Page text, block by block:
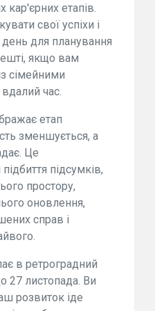
етапів.
свої успіхи і
для планування
якщо вам
сімейними
час.
етап
зменшується, а
Це
підсумків,
простору,
оновлення,
справ і
в ретроградний
27 листопада. Ви
розвиток іде